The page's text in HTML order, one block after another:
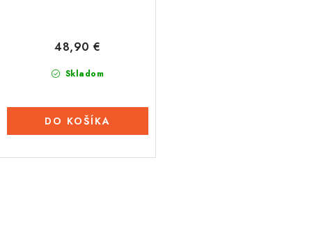
Skladom
48,90 €
DO KOŠÍKA